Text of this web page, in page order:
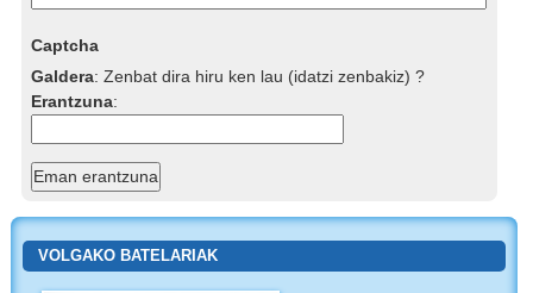
Captcha
Galdera:Zenbat dira hiru ken lau (idatzi zenbakiz) ?
Erantzuna:
VOLGAKO BATELARIAK